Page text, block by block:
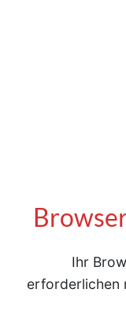
Ihr
erforderlichen